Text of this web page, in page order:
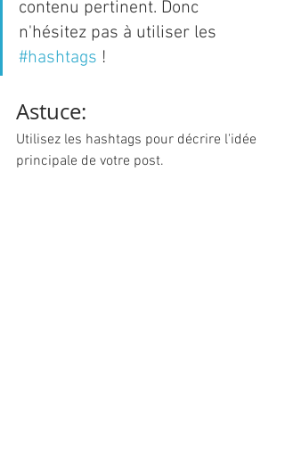
contenu pertinent. Donc
n'hésitez pas à utiliser les
#hashtags !
Astuce:
Utilisez les hashtags pour décrire l'idée
principale de votre post.